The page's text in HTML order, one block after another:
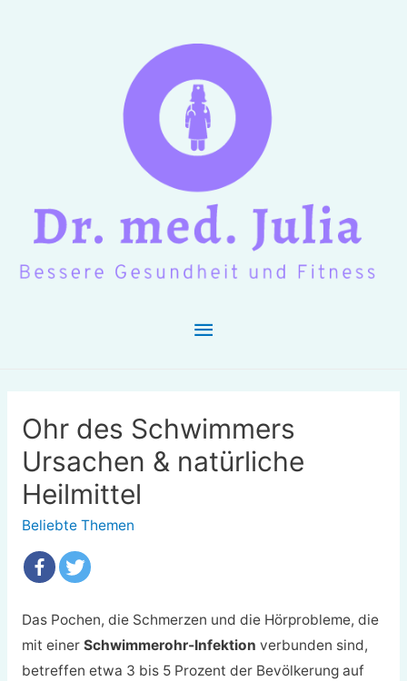
Hauptmenü
Ohr des Schwimmers
Ursachen & natürliche
Heilmittel
Beliebte Themen
Das Pochen, die Schmerzen und die Hörprobleme, die
mit einer Schwimmerohr-Infektion verbunden sind,
betreffen etwa 3 bis 5 Prozent der Bevölkerung auf